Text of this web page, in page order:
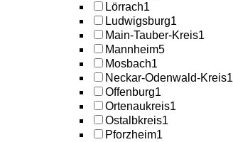
Lörrach1
Ludwigsburg1
Main-Tauber-Kreis1
Mannheim5
Mosbach1
Neckar-Odenwald-Kreis1
Offenburg1
Ortenaukreis1
Ostalbkreis1
Pforzheim1